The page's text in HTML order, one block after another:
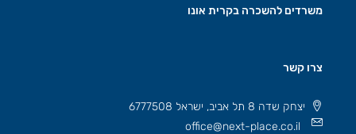
משרדים להשכרה בקרית אונו
צרו קשר
יצחק שדה 8 תל אביב, ישראל 6777508
office@next-place.co.il